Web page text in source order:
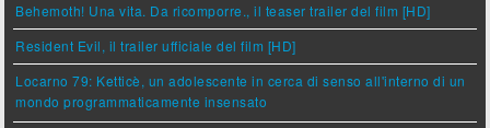
Behemoth! Una vita. Da ricomporre., il teaser trailer del film [HD]
Resident Evil, il trailer ufficiale del film [HD]
Locarno 79: Ketticè, un adolescente in cerca di senso all'interno di un
mondo programmaticamente insensato